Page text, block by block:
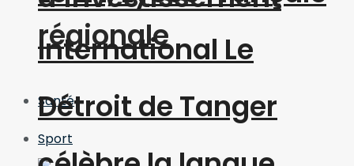
régionale
Santé
Sport
International Le
Détroit de Tanger